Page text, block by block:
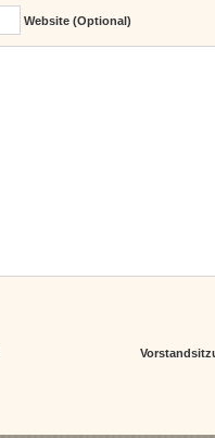
Website (Optional)